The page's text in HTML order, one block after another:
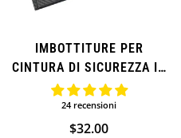
IMBOTTITURE PER
CINTURA DI SICUREZZA IN
FIBRA DI CARBONIO PER
MINI COOPER
24 recensioni
Prezzo
$32.00